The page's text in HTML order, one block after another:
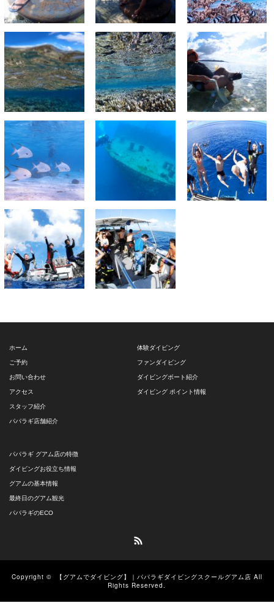
ホーム
ご予約
お問い合わせ
アクセス
スタッフ紹介
パパラギ店舗紹介
体験ダイビング
ファンダイビング
ダイビングボート紹介
ダイビング ポイント情報
パパラギ グアム店の特徴
ダイビングお役立ち情報
グアムの基本情報
最終日のグアム観光
パパラギのECO
Copyright © 【グアムでダイビング】｜パパラギダイビングスクールグアム店 All
Rights Reserved.